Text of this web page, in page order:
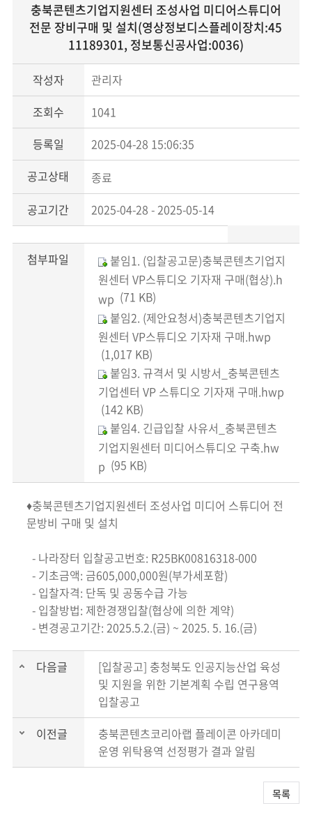
충북콘텐츠기업지원센터 조성사업 미디어스튜디어
전문 장비구매 및 설치(영상정보디스플레이장치:45
11189301, 정보통신공사업:0036)
작성자
관리자
조회수
1041
등록일
2025-04-28 15:06:35
공고상태
종료
공고기간
2025-04-28 - 2025-05-14
첨부파일
붙임1. (입찰공고문)충북콘텐츠기업지
원센터 VP스튜디오 기자재 구매(협상).h
wp (71 KB)
붙임2. (제안요청서)충북콘텐츠기업지
원센터 VP스튜디오 기자재 구매.hwp
(1,017 KB)
붙임3. 규격서 및 시방서_충북콘텐츠
기업센터 VP 스튜디오 기자재 구매.hwp
(142 KB)
붙임4. 긴급입찰 사유서_충북콘텐츠
기업지원센터 미디어스튜디오 구축.hw
p (95 KB)
♦충북콘텐츠기업지원센터 조성사업 미디어 스튜디어 전
문방비 구매 및 설치
- 나라장터 입찰공고번호: R25BK00816318-000
- 기초금액: 금605,000,000원(부가세포함)
- 입찰자격: 단독 및 공동수급 가능
- 입찰방법: 제한경쟁입찰(협상에 의한 계약)
- 변경공고기간: 2025.5.2.(금) ~ 2025. 5. 16.(금)
다음글
[입찰공고] 충청북도 인공지능산업 육성
및 지원을 위한 기본계획 수립 연구용역
입찰공고
이전글
충북콘텐츠코리아랩 플레이콘 아카데미
운영 위탁용역 선정평가 결과 알림
목록